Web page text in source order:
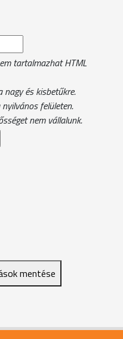
tartalmazhat HTML
és kisbetűkre.
felületen.
nem vállalunk.
mentése